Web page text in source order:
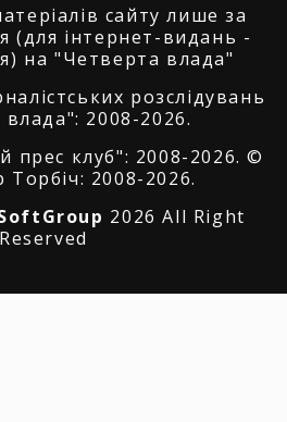
сайту лише за
(для інтернет-видань -
на "Четверта влада"
розслідувань
2008-2026.
прес клуб": 2008-2026. ©
2008-2026.
2026 All Right
Reserved